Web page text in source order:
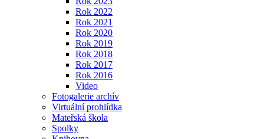
Rok 2022
Rok 2021
Rok 2020
Rok 2019
Rok 2018
Rok 2017
Rok 2016
Video
Fotogalerie archív
Virtuální prohlídka
Mateřská škola
Spolky